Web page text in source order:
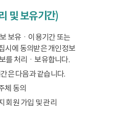
및 보유기간)
보유ㆍ이용기간 또는
시에 동의받은 개인정보
를 처리ㆍ보유합니다.
은 다음과 같습니다.
체 동의
회원 가입 및 관리